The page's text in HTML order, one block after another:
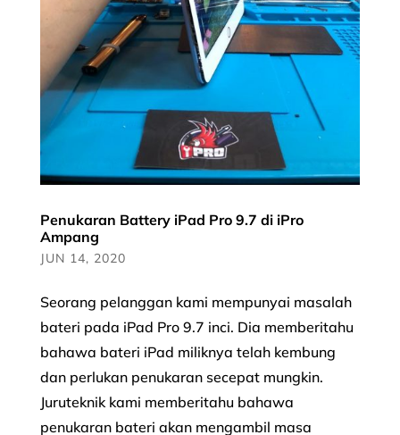
Penukaran Battery iPad Pro 9.7 di iPro
Ampang
JUN 14, 2020
Seorang pelanggan kami mempunyai masalah
bateri pada iPad Pro 9.7 inci. Dia memberitahu
bahawa bateri iPad miliknya telah kembung
dan perlukan penukaran secepat mungkin.
Juruteknik kami memberitahu bahawa
penukaran bateri akan mengambil masa